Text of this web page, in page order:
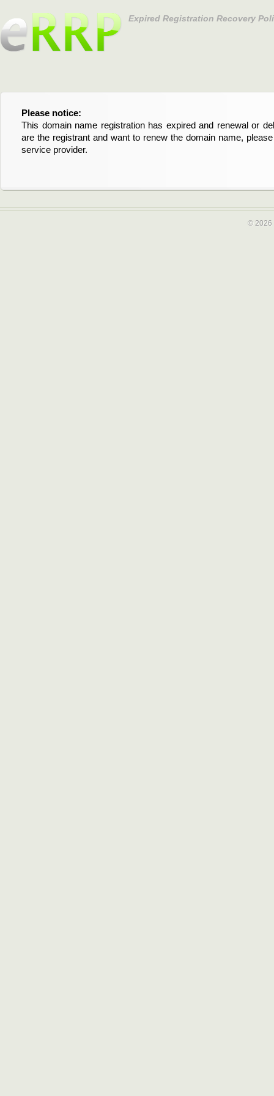
Expired Registration Recovery
Please notice:
This domain name registration has expired and renewal or
are the registrant and want to renew the domain name,
service provider.
Bitte beachten Sie:
Diese Domainregistrierung ist abgelaufen und die
Domain stehen an. Wenn Sie der Registrant sind und
verlängern möchten, kontaktieren Sie bitte Ihren Service-
© 2026